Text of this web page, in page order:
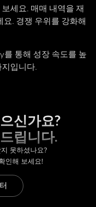
세요. 매매 내역을 재
. 경쟁 우위를 강화해
를 통해 성장 속도를 높
입니다.
신가요?
립니다.
못하셨나요?
인해 보세요!